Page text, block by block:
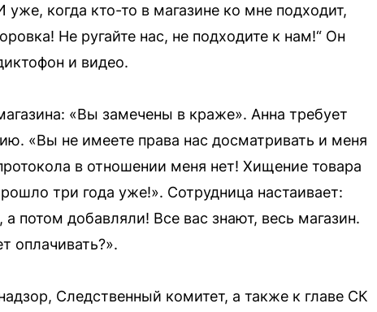
когда кто-то в магазине ко мне подходит,
Не ругайте нас, не подходите к нам!“ Он
и видео.
«Вы замечены в краже». Анна требует
«Вы не имеете права нас досматривать и меня
в отношении меня нет! Хищение товара
три года уже!». Сотрудница настаивает:
добавляли! Все вас знают, весь магазин.
оплачивать?».
Следственный комитет, а также к главе СК